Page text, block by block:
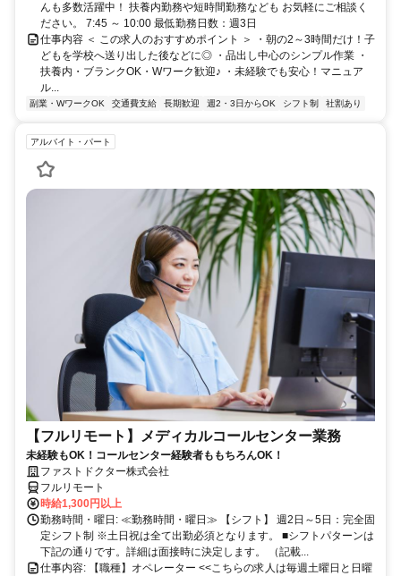
んも多数活躍中！ 扶養内勤務や短時間勤務なども お気軽にご相談く
ださい。 7:45 ～ 10:00 最低勤務日数：週3日
仕事内容 ＜ この求人のおすすめポイント ＞ ・朝の2～3時間だけ！子
どもを学校へ送り出した後などに◎ ・品出し中心のシンプル作業 ・
扶養内・ブランクOK・Wワーク歓迎♪ ・未経験でも安心！マニュア
ル...
副業・WワークOK 交通費支給 長期歓迎 週2・3日からOK シフト制 社割あり
アルバイト・パート
【フルリモート】メディカルコールセンター業務
未経験もOK！コールセンター経験者ももちろんOK！
ファストドクター株式会社
フルリモート
時給1,300円以上
勤務時間・曜日: ≪勤務時間・曜日≫ 【シフト】 週2日～5日：完全固
定シフト制 ※土日祝は全て出勤必須となります。ㅤ ■シフトパターンは
下記の通りです。詳細は面接時に決定します。 （記載...
仕事内容: 【職種】オペレーター <<こちらの求人は毎週土曜日と日曜